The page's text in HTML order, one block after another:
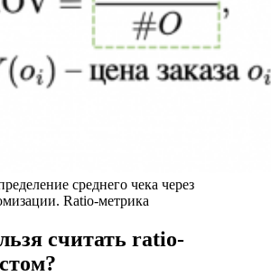
среднего чека через
Ratio-метрика
считать ratio-